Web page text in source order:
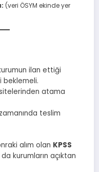
(veri ÖSYM ekinde yer
ilan ettiği
beklemeli.
atama
teslim
alım olan KPSS
kurumların açıktan